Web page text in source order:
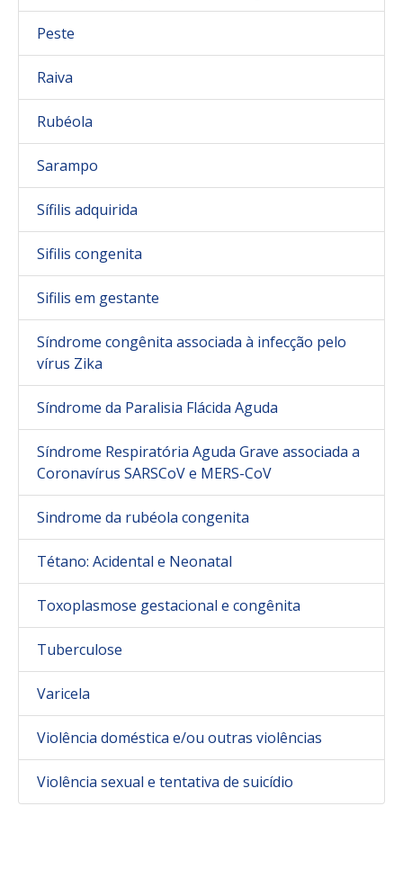
Peste
Raiva
Rubéola
Sarampo
Sífilis adquirida
Sifilis congenita
Sifilis em gestante
Síndrome congênita associada à infecção pelo
vírus Zika
Síndrome da Paralisia Flácida Aguda
Síndrome Respiratória Aguda Grave associada a
Coronavírus SARSCoV e MERS-CoV
Sindrome da rubéola congenita
Tétano: Acidental e Neonatal
Toxoplasmose gestacional e congênita
Tuberculose
Varicela
Violência doméstica e/ou outras violências
Violência sexual e tentativa de suicídio